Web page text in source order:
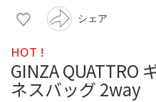
シェア
HOT !
GINZA QUATTRO
ネスバッグ 2way